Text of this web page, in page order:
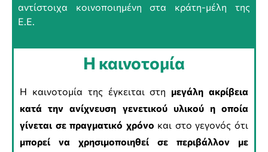
αντίστοιχα κοινοποιημένη στα κράτη-μέλη της
Ε.Ε.
Η καινοτομία
Η καινοτομία της έγκειται στη μεγάλη ακρίβεια
κατά την ανίχνευση γενετικού υλικού η οποία
γίνεται σε πραγματικό χρόνο και στο γεγονός ότι
μπορεί να χρησιμοποιηθεί σε περιβάλλον με